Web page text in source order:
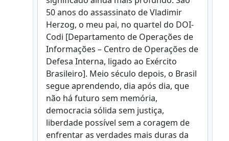
50 anos do assassinato de Vladimir
Herzog, o meu pai, no quartel do DOI-
Codi [Departamento de Operações de
Informações – Centro de Operações de
Defesa Interna, ligado ao Exército
Brasileiro]. Meio século depois, o Brasil
segue aprendendo, dia após dia, que
não há futuro sem memória,
democracia sólida sem justiça,
liberdade possível sem a coragem de
enfrentar as verdades mais duras da